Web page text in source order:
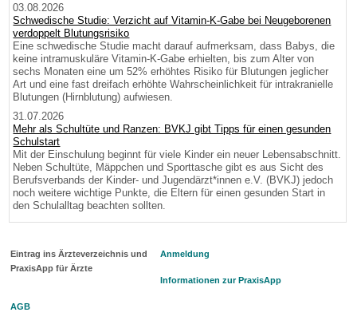
03.08.2026
Schwedische Studie: Verzicht auf Vitamin-K-Gabe bei Neugeborenen
verdoppelt Blutungsrisiko
Eine schwedische Studie macht darauf aufmerksam, dass Babys, die
keine intramuskuläre Vitamin-K-Gabe erhielten, bis zum Alter von
sechs Monaten eine um 52% erhöhtes Risiko für Blutungen jeglicher
Art und eine fast dreifach erhöhte Wahrscheinlichkeit für intrakranielle
Blutungen (Hirnblutung) aufwiesen.
31.07.2026
Mehr als Schultüte und Ranzen: BVKJ gibt Tipps für einen gesunden
Schulstart
Mit der Einschulung beginnt für viele Kinder ein neuer Lebensabschnitt.
Neben Schultüte, Mäppchen und Sporttasche gibt es aus Sicht des
Berufsverbands der Kinder- und Jugendärzt*innen e.V. (BVKJ) jedoch
noch weitere wichtige Punkte, die Eltern für einen gesunden Start in
den Schulalltag beachten sollten.
Eintrag ins Ärzteverzeichnis und
PraxisApp für Ärzte
Anmeldung
Informationen zur PraxisApp
AGB